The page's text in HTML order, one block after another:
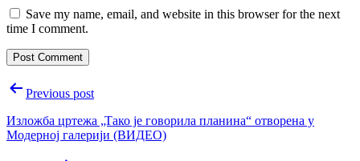
Save my name, email, and website in this browser for the next
time I comment.
PostPrevious post
Изложба цртежа „Тако је говорила планина“ отворена у
Модерној галерији (ВИДЕО)